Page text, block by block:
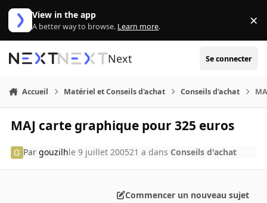
Aller au contenu
View in the app
A better way to browse. Learn more. ×
Next Se connecter
Accueil Matériel et Conseils d'achat Conseils d'achat
MAJ carte graphique pour 325 euros
Pargouzilhle 9 juillet 200521 a dans Conseils d'achat
Commencer un nouveau sujet